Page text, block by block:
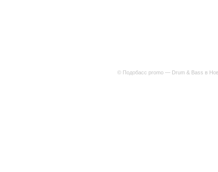
© Подобасс promo — Drum & Bass в